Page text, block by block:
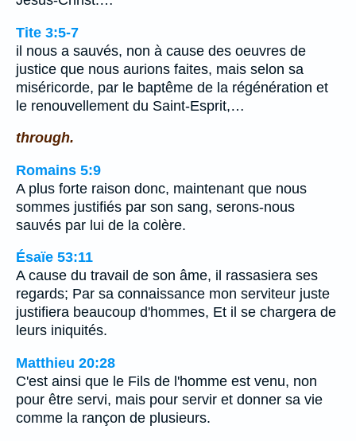
Tite 3:5-7
il nous a sauvés, non à cause des oeuvres de
justice que nous aurions faites, mais selon sa
miséricorde, par le baptême de la régénération et
le renouvellement du Saint-Esprit,…
through.
Romains 5:9
A plus forte raison donc, maintenant que nous
sommes justifiés par son sang, serons-nous
sauvés par lui de la colère.
Ésaïe 53:11
A cause du travail de son âme, il rassasiera ses
regards; Par sa connaissance mon serviteur juste
justifiera beaucoup d'hommes, Et il se chargera de
leurs iniquités.
Matthieu 20:28
C'est ainsi que le Fils de l'homme est venu, non
pour être servi, mais pour servir et donner sa vie
comme la rançon de plusieurs.